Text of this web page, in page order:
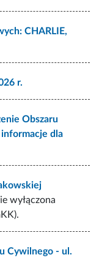
CHARLIE,
r.
Obszaru
informacje dla
wyłączona
Cywilnego - ul.